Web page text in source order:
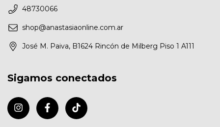
48730066
shop@anastasiaonline.com.ar
José M. Paiva, B1624 Rincón de Milberg Piso 1 A111
Sigamos conectados